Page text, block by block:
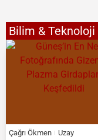
Bilim & Teknoloji
Çağrı Ökmen Uzay